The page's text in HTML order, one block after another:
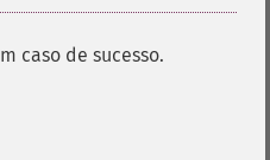
caso de sucesso.